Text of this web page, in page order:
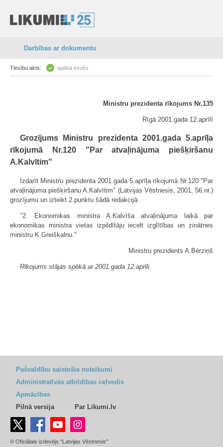
Darbības ar dokumentu
Tiesību akts: spēkā esošs
Ministru prezidenta rīkojums Nr.135
Rīgā 2001.gada 12.aprīlī
Grozījums Ministru prezidenta 2001.gada 5.aprīļa
rīkojumā Nr.120 "Par atvaļinājuma piešķiršanu
A.Kalvītim"
Izdarīt Ministru prezidenta 2001.gada 5.aprīļa rīkojumā Nr.120 "Par
atvaļinājuma piešķiršanu A.Kalvītim" (Latvijas Vēstnesis, 2001, 56.nr.)
grozījumu un izteikt 2.punktu šādā redakcijā:
"2. Ekonomikas ministra A.Kalvīša atvaļinājuma laikā par
ekonomikas ministra vietas izpildītāju iecelt izglītības un zinātnes
ministru K.Greiškalnu."
Ministru prezidents A.Bērziņš
Rīkojums stājas spēkā ar 2001.gada 12.aprīli.
Pašvaldību saistošie noteikumi
Administratīvās atbildības ceļvedis
Apmācības
Pilnā versija
Par Likumi.lv
© Oficiālais izdevējs "Latvijas Vēstnesis"